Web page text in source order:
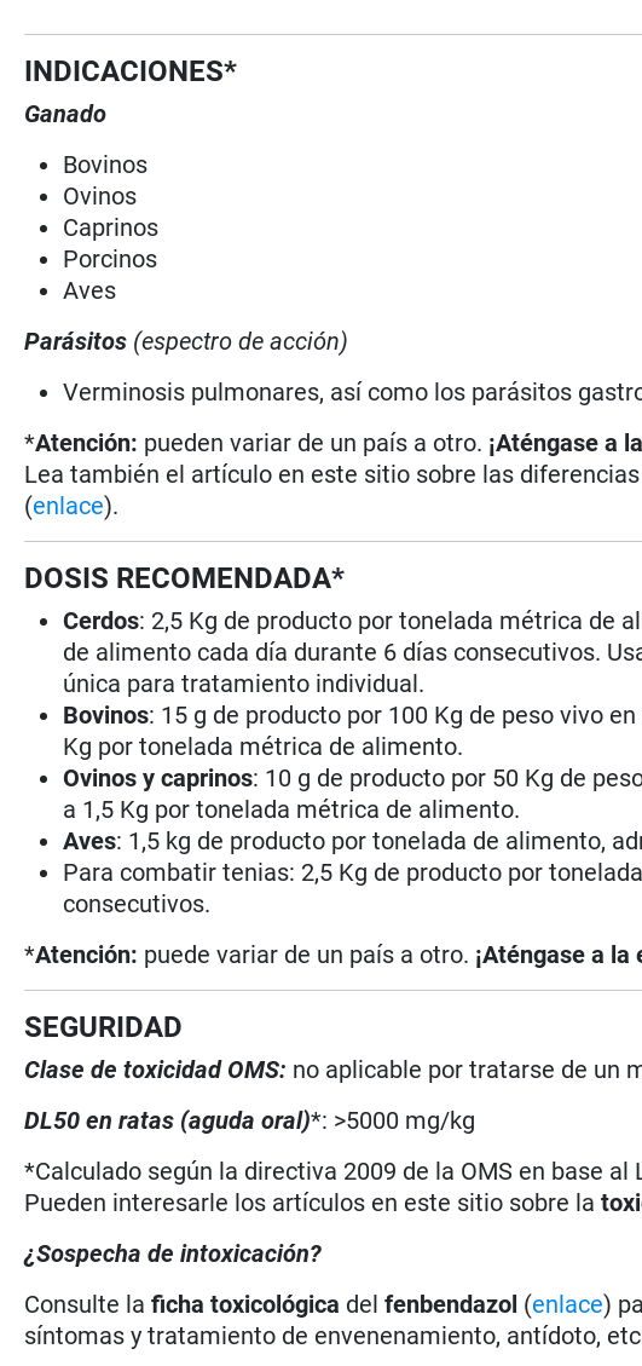
INDICACIONES*
Ganado
Bovinos
Ovinos
Caprinos
Porcinos
Aves
Parásitos (espectro de acción)
Verminosis pulmonares, así como los parásitos
*Atención: pueden variar de un país a otro. ¡Aténgase a
Lea también el artículo en este sitio sobre las
(enlace).
DOSIS RECOMENDADA*
Cerdos: 2,5 Kg de producto por tonelada métrica de
de alimento cada día durante 6 días consecutivos.
única para tratamiento individual.
Bovinos: 15 g de producto por 100 Kg de peso vivo
Kg por tonelada métrica de alimento.
Ovinos y caprinos: 10 g de producto por 50 Kg de
a 1,5 Kg por tonelada métrica de alimento.
Aves: 1,5 kg de producto por tonelada de alimento,
Para combatir tenias: 2,5 Kg de producto por
consecutivos.
*Atención: puede variar de un país a otro. ¡Aténgase a la
SEGURIDAD
Clase de toxicidad OMS: no aplicable por tratarse de un
DL50 en ratas (aguda oral)*: >5000 mg/kg
*Calculado según la directiva 2009 de la OMS en base
Pueden interesarle los artículos en este sitio sobre la
¿Sospecha de intoxicación?
Consulte laficha toxicológica delfenbendazol (enlace)
síntomas y tratamiento de envenenamiento, antídoto,